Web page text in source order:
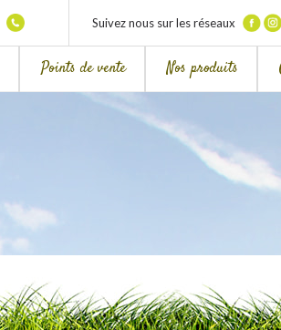
Suivez nous sur les réseaux
Points de vente Nos produits